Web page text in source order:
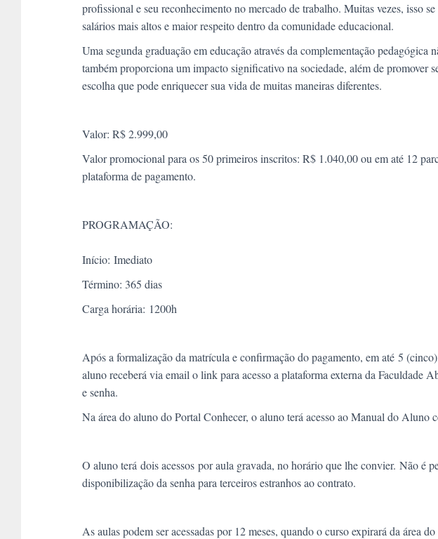
profissional e seu reconhecimento no mercado de trabalho. Muitas vezes, isso
salários mais altos e maior respeito dentro da comunidade educacional.
Uma segunda graduação em educação através da complementação pedagógica
também proporciona um impacto significativo na sociedade, além de promover
escolha que pode enriquecer sua vida de muitas maneiras diferentes.
Valor: R$ 2.999,00
Valor promocional para os 50 primeiros inscritos: R$ 1.040,00 ou em até 12
plataforma de pagamento.
PROGRAMAÇÃO:
Início: Imediato
Término: 365 dias
Carga horária: 1200h
Após a formalização da matrícula e confirmação do pagamento, em até 5
aluno receberá via email o link para acesso a plataforma externa da Faculdade
e senha.
Na área do aluno do Portal Conhecer, o aluno terá acesso ao Manual do Aluno
O aluno terá dois acessos por aula gravada, no horário que lhe convier. Não é
disponibilização da senha para terceiros estranhos ao contrato.
As aulas podem ser acessadas por 12 meses, quando o curso expirará da área